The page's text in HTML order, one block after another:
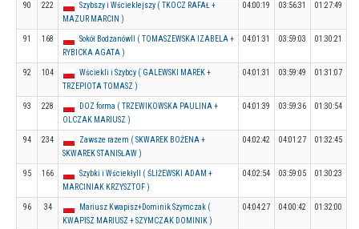
90 222
Szybszy i Wścieklejszy ( TKOCZ RAFAŁ +
MAZUR MARCIN )
04:00:19 03:56:31 01:27:49
91 168
Sokół BodzanówII ( TOMASZEWSKA IZABELA +
RYBICKA AGATA )
04:01:31 03:59:03 01:30:21
92 104
Wściekli i Szybcy ( GALEWSKI MAREK +
TRZEPIOTA TOMASZ )
04:01:31 03:59:49 01:31:07
93 228
DOZ forma ( TRZEWIKOWSKA PAULINA +
OLCZAK MARIUSZ )
04:01:39 03:59:36 01:30:54
94 234
Zawsze razem ( SKWAREK BOŻENA +
SKWAREK STANISŁAW )
04:02:42 04:01:27 01:32:45
95 166
Szybki i WściekłyII ( ŚLIŻEWSKI ADAM +
MARCINIAK KRZYSZTOF )
04:02:54 03:59:05 01:30:23
96 34
Mariusz Kwapisz+Dominik Szymczak (
KWAPISZ MARIUSZ + SZYMCZAK DOMINIK )
04:04:27 04:00:42 01:32:00